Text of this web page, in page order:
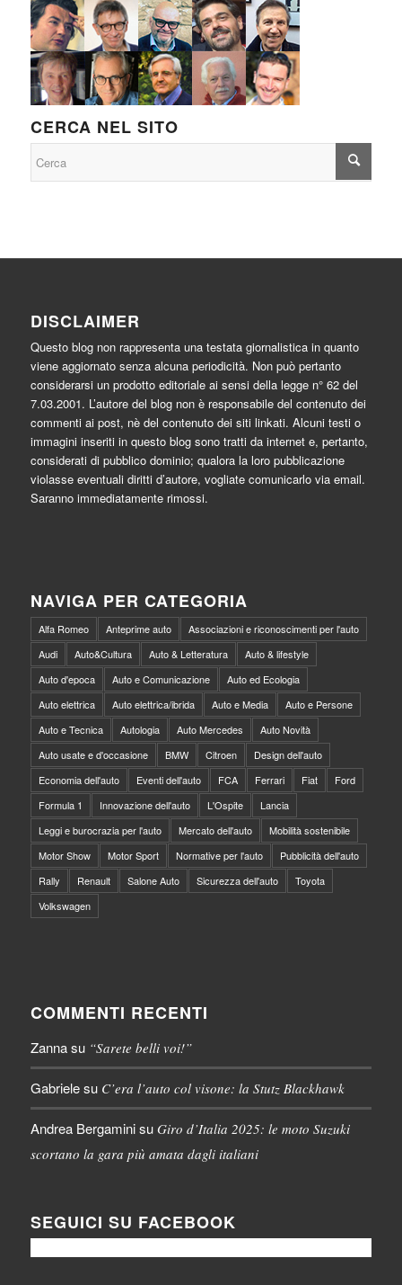
CERCA NEL SITO
DISCLAIMER
Questo blog non rappresenta una testata giornalistica in quanto
viene aggiornato senza alcuna periodicità. Non può pertanto
considerarsi un prodotto editoriale ai sensi della legge n° 62 del
7.03.2001. L’autore del blog non è responsabile del contenuto dei
commenti ai post, nè del contenuto dei siti linkati. Alcuni testi o
immagini inseriti in questo blog sono tratti da internet e, pertanto,
considerati di pubblico dominio; qualora la loro pubblicazione
violasse eventuali diritti d’autore, vogliate comunicarlo via email.
Saranno immediatamente rimossi.
NAVIGA PER CATEGORIA
Alfa Romeo Anteprime auto
Associazioni e riconoscimenti per l'auto
Audi
Auto&Cultura Auto & Letteratura
Auto & lifestyle
Auto d'epoca
Auto e Comunicazione
Auto ed Ecologia
Auto elettrica
Auto elettrica/ibrida Auto e Media
Auto e Persone
Auto e Tecnica
Autologia Auto Mercedes
Auto Novità
Auto usate e d'occasione
BMW Citroen
Design dell'auto
Economia dell'auto
Eventi dell'auto FCA Ferrari Fiat
Ford
Formula 1
Innovazione dell'auto L'Ospite
Lancia
Leggi e burocrazia per l'auto
Mercato dell'auto
Mobilità sostenibile
Motor Show
Motor Sport Normative per l'auto
Pubblicità dell'auto
Rally
Renault Salone Auto Sicurezza dell'auto
Toyota
Volkswagen
COMMENTI RECENTI
Zannasu “Sarete belli voi!”
Gabrielesu C’era l’auto col visone: la Stutz Blackhawk
Andrea Bergaminisu Giro d’Italia 2025: le moto Suzuki
scortano la gara più amata dagli italiani
SEGUICI SU FACEBOOK